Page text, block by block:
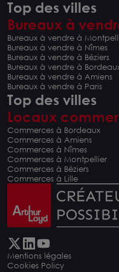
Top des villes
Bureaux à
Bureaux à vendre à
Bureaux à vendre à Nîmes
Bureaux à vendre à Béziers
Bureaux à vendre à
Bureaux à vendre à Amiens
Bureaux à vendre à Paris
Top des villes
Locaux
Commerces à Bordeaux
Commerces à Amiens
Commerces à Nîmes
Commerces à Montpellier
Commerces à Béziers
Commerces à Lille
Mentions légales
Cookies Policy